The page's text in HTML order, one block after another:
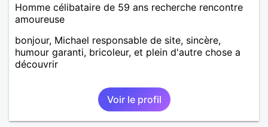
Homme célibataire de 59 ans recherche rencontre
amoureuse
bonjour, Michael responsable de site, sincère,
humour garanti, bricoleur, et plein d'autre chose a
découvrir
Voir le profil